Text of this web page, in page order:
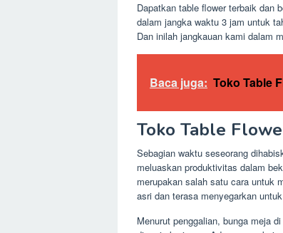
Dapatkan table flower terbaik dan
dalam jangka waktu 3 jam untuk
Dan inilah jangkauan kami dalam
Baca juga: Toko Table
Toko Table
Sebagian waktu seseorang
meluaskan produktivitas dalam
merupakan salah satu cara untuk
asri dan terasa menyegarkan
Menurut penggalian, bunga meja